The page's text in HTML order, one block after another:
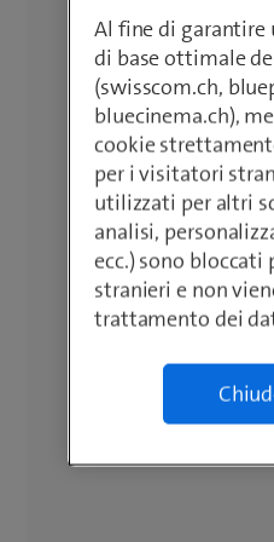
Al fine di
di base ottimale
(swisscom.ch,
bluecinema.ch),
cookie
per i visitatori
utilizzati per altri
analisi,
ecc.) sono
stranieri e non
trattamento dei